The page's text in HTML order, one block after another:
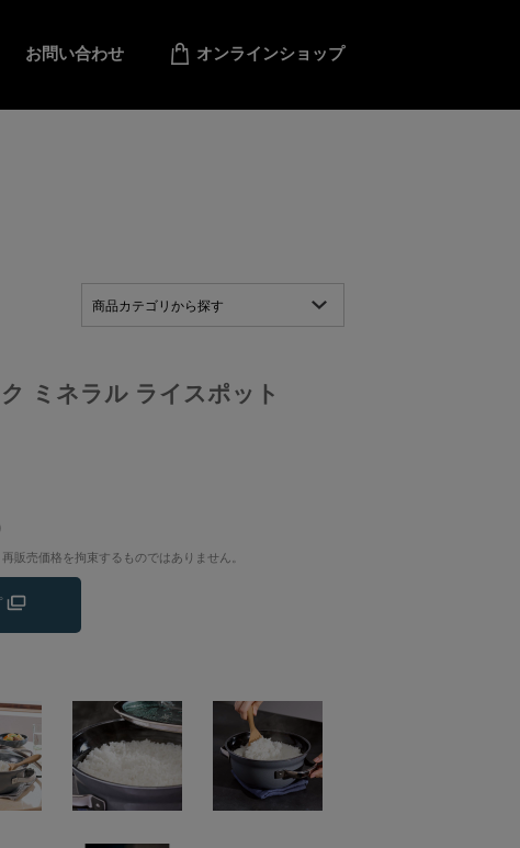
お問い合わせ オンラインショップ
商品カテゴリから探す
ミネラル ライスポット
販売価格を拘束するものではありません。